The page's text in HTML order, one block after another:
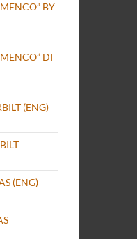
BY
DI
(ENG)
(ENG)